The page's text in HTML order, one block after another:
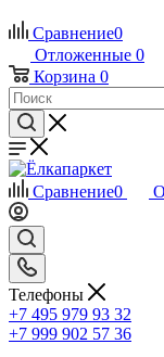
Сравнение0
Отложенные 0
Корзина 0
Сравнение0
Телефоны
+7 495 979 93 32
+7 999 902 57 36